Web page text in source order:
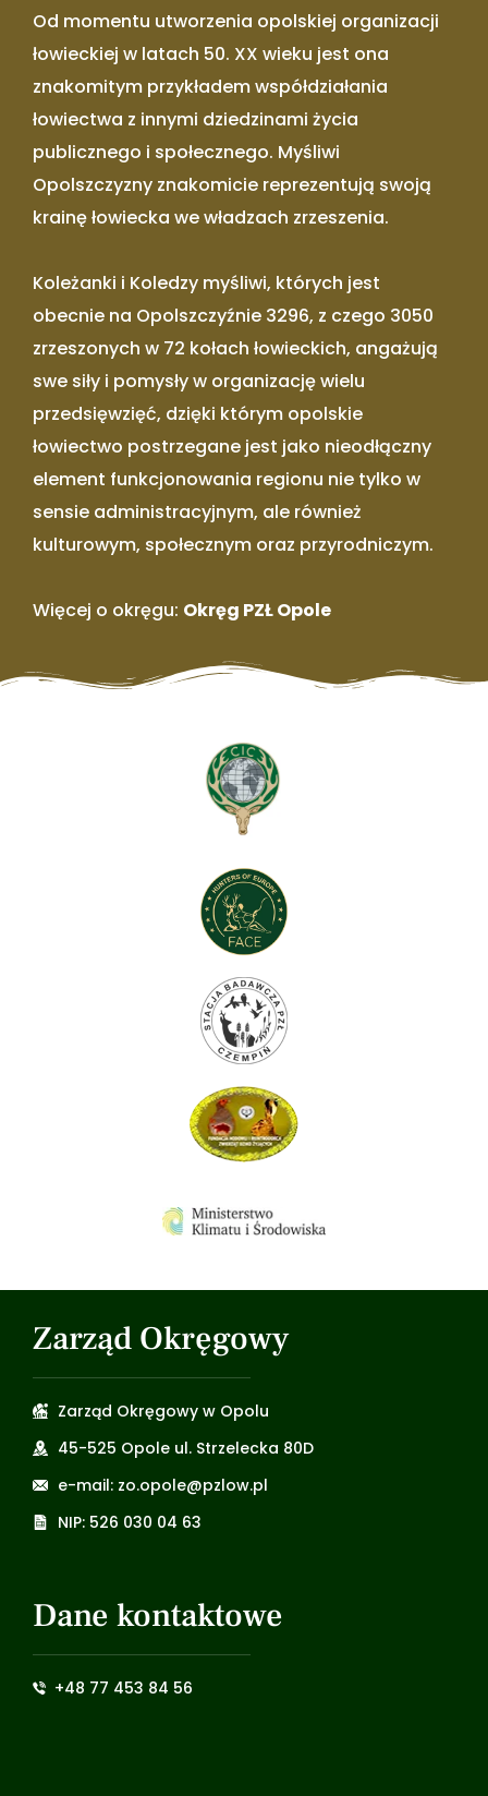
Od momentu utworzenia opolskiej organizacji
łowieckiej w latach 50. XX wieku jest ona
znakomitym przykładem współdziałania
łowiectwa z innymi dziedzinami życia
publicznego i społecznego. Myśliwi
Opolszczyzny znakomicie reprezentują swoją
krainę łowiecka we władzach zrzeszenia.
Koleżanki i Koledzy myśliwi, których jest
obecnie na Opolszczyźnie 3296, z czego 3050
zrzeszonych w 72 kołach łowieckich, angażują
swe siły i pomysły w organizację wielu
przedsięwzięć, dzięki którym opolskie
łowiectwo postrzegane jest jako nieodłączny
element funkcjonowania regionu nie tylko w
sensie administracyjnym, ale również
kulturowym, społecznym oraz przyrodniczym.
Więcej o okręgu: Okręg PZŁ Opole
Zarząd Okręgowy
Zarząd Okręgowy w Opolu
45-525 Opole ul. Strzelecka 80D
e-mail: zo.opole@pzlow.pl
NIP: 526 030 04 63
Dane kontaktowe
+48 77 453 84 56